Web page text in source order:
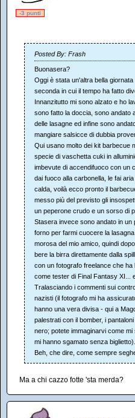
-3 punti
Posted By: Frash
Buonasera?
Oggi è stata un'altra bella
seconda in cui il tempo ha fatto
Innanzitutto mi sono alzato e ho
sono fatto la doccia, sono andato
delle lasagne ed infine sono
mangiare salsicce di dubbia
Qui usano molto dei kit barbecue
specie di vaschetta cuki in
imbevute di accendifuoco con un
dai fuoco alla carbonella, le fai
calda, voilà ecco pronto il
messo più del previsto gli
un peperone crudo e un sorso di
Stasera invece sono andato in
forno per farmi cuocere la
morosa del mio amico, quindi
bere la birra direttamente dalla
con un fotografo freelance che ha
come tester di Final Fantasy XI...
Tralasciando i commenti sui
nazisti (il fotografo mi ha
hanno una vera divisa - qui a
palestrati con il bomber, i
nero; potete immaginarvi come
mi hanno sgamato senza biglietto)...
Beh, che dire, come sempre
Ma a chi cazzo fotte 'sta merda?